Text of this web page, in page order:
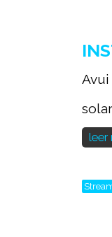
leer